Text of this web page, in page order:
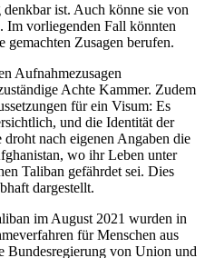
denkbar ist. Auch könne sie von
Im vorliegenden Fall könnten
Zusagen berufen.
Aufnahmezusagen
Achte Kammer. Zudem
für ein Visum: Es
und die Identität der
nach eigenen Angaben die
wo ihr Leben unter
Taliban gefährdet sei. Dies
dargestellt.
im August 2021 wurden in
für Menschen aus
Bundesregierung von Union und